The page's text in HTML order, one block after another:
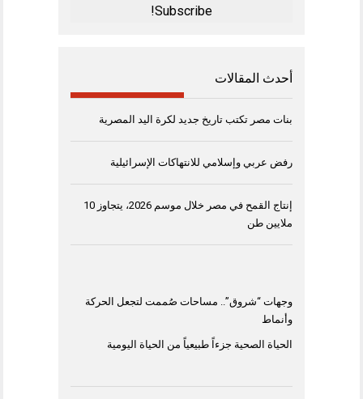
أحدث المقالات
بنات مصر تكتب تاريخ جديد لكرة اليد المصرية
رفض عربي وإسلامي للانتهاكات الإسرائيلية
إنتاج القمح في مصر خلال موسم 2026، يتجاوز 10
ملايين طن
وجهات “شروق”.. مساحات صُممت لتجعل الحركة
وأنماط
الحياة الصحية جزءاً طبيعياً من الحياة اليومية